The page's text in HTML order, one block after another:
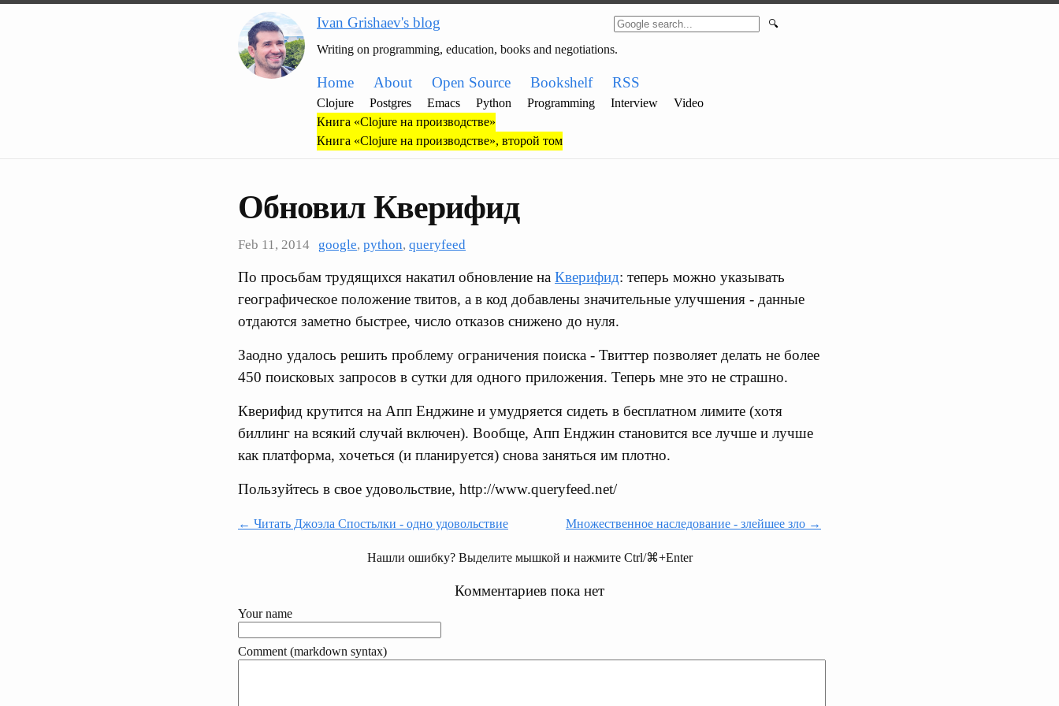
Ivan Grishaev's blog 🔍
Writing on programming, education, books and negotiations.
Home About Open Source Bookshelf RSS
Clojure Postgres Emacs Python Programming Interview
Video
Книга «Clojure на производстве»
Книга «Clojure на производстве», второй том
Обновил Кверифид
Feb 11, 2014 google, python, queryfeed
По просьбам трудящихся накатил обновление на Кверифид: теперь можно указывать
географическое положение твитов, а в код добавлены значительные улучшения - данные
отдаются заметно быстрее, число отказов снижено до нуля.
Заодно удалось решить проблему ограничения поиска - Твиттер позволяет делать не более
450 поисковых запросов в сутки для одного приложения. Теперь мне это не страшно.
Кверифид крутится на Апп Енджине и умудряется сидеть в бесплатном лимите (хотя
биллинг на всякий случай включен). Вообще, Апп Енджин становится все лучше и лучше
как платформа, хочеться (и планируется) снова заняться им плотно.
Пользуйтесь в свое удовольствие, http://www.queryfeed.net/
← Читать Джоэла Спостьлки - одно удовольствие Множественное наследование - злейшее зло →
Нашли ошибку? Выделите мышкой и нажмите Ctrl/⌘+Enter
Комментариев пока нет
Your name
Comment (markdown syntax)